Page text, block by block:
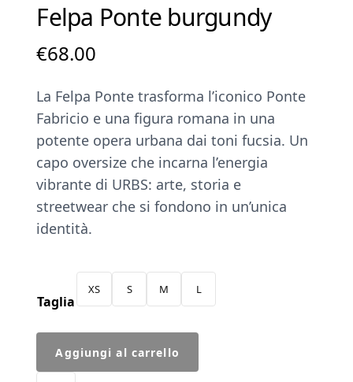
Felpa Ponte burgundy
€68.00
La Felpa Ponte trasforma l’iconico Ponte
Fabricio e una figura romana in una
potente opera urbana dai toni fucsia. Un
capo oversize che incarna l’energia
vibrante di URBS: arte, storia e
streetwear che si fondono in un’unica
identità.
Taglia
XS S M L
Ponte
Aggiungi al carrello